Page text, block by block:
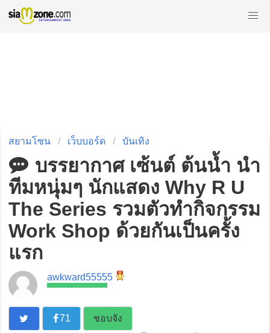
สยามโซน เว็บบอร์ด บันเทิง
บรรยากาศ เซ้นต์ ต้นน้ำ นำ
ทีมหนุ่มๆ นักแสดง Why R U
The Series รวมตัวทำกิจกรรม
Work Shop ด้วยกันเป็นครั้ง
แรก
awkward55555
71
ชอบจัง